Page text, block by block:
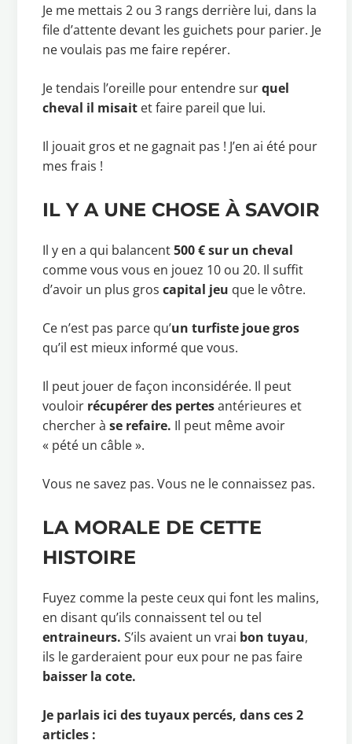
Je me mettais 2 ou 3 rangs derrière lui, dans la
file d’attente devant les guichets pour parier. Je
ne voulais pas me faire repérer.
Je tendais l’oreille pour entendre surquel
cheval il misait et faire pareil que lui.
Il jouait gros et ne gagnait pas ! J’en ai été pour
mes frais !
IL Y A UNE CHOSE À SAVOIR
Il y en a qui balancent500 € sur un cheval
comme vous vous en jouez 10 ou 20. Il suffit
d’avoir un plus groscapital jeu que le vôtre.
Ce n’est pas parce qu’un turfiste joue gros
qu’il est mieux informé que vous.
Il peut jouer de façon inconsidérée. Il peut
vouloir récupérer des pertesantérieures et
chercher àse refaire. Il peut même avoir
« pété un câble ».
Vous ne savez pas. Vous ne le connaissez pas.
LA MORALE DE CETTE
HISTOIRE
Fuyez comme la peste ceux qui font les malins,
en disant qu’ils connaissent tel ou tel
entraineurs. S’ils avaient un vrai bon tuyau,
ils le garderaient pour eux pour ne pas faire
baisser la cote.
Je parlais ici des tuyaux percés, dans ces 2
articles :